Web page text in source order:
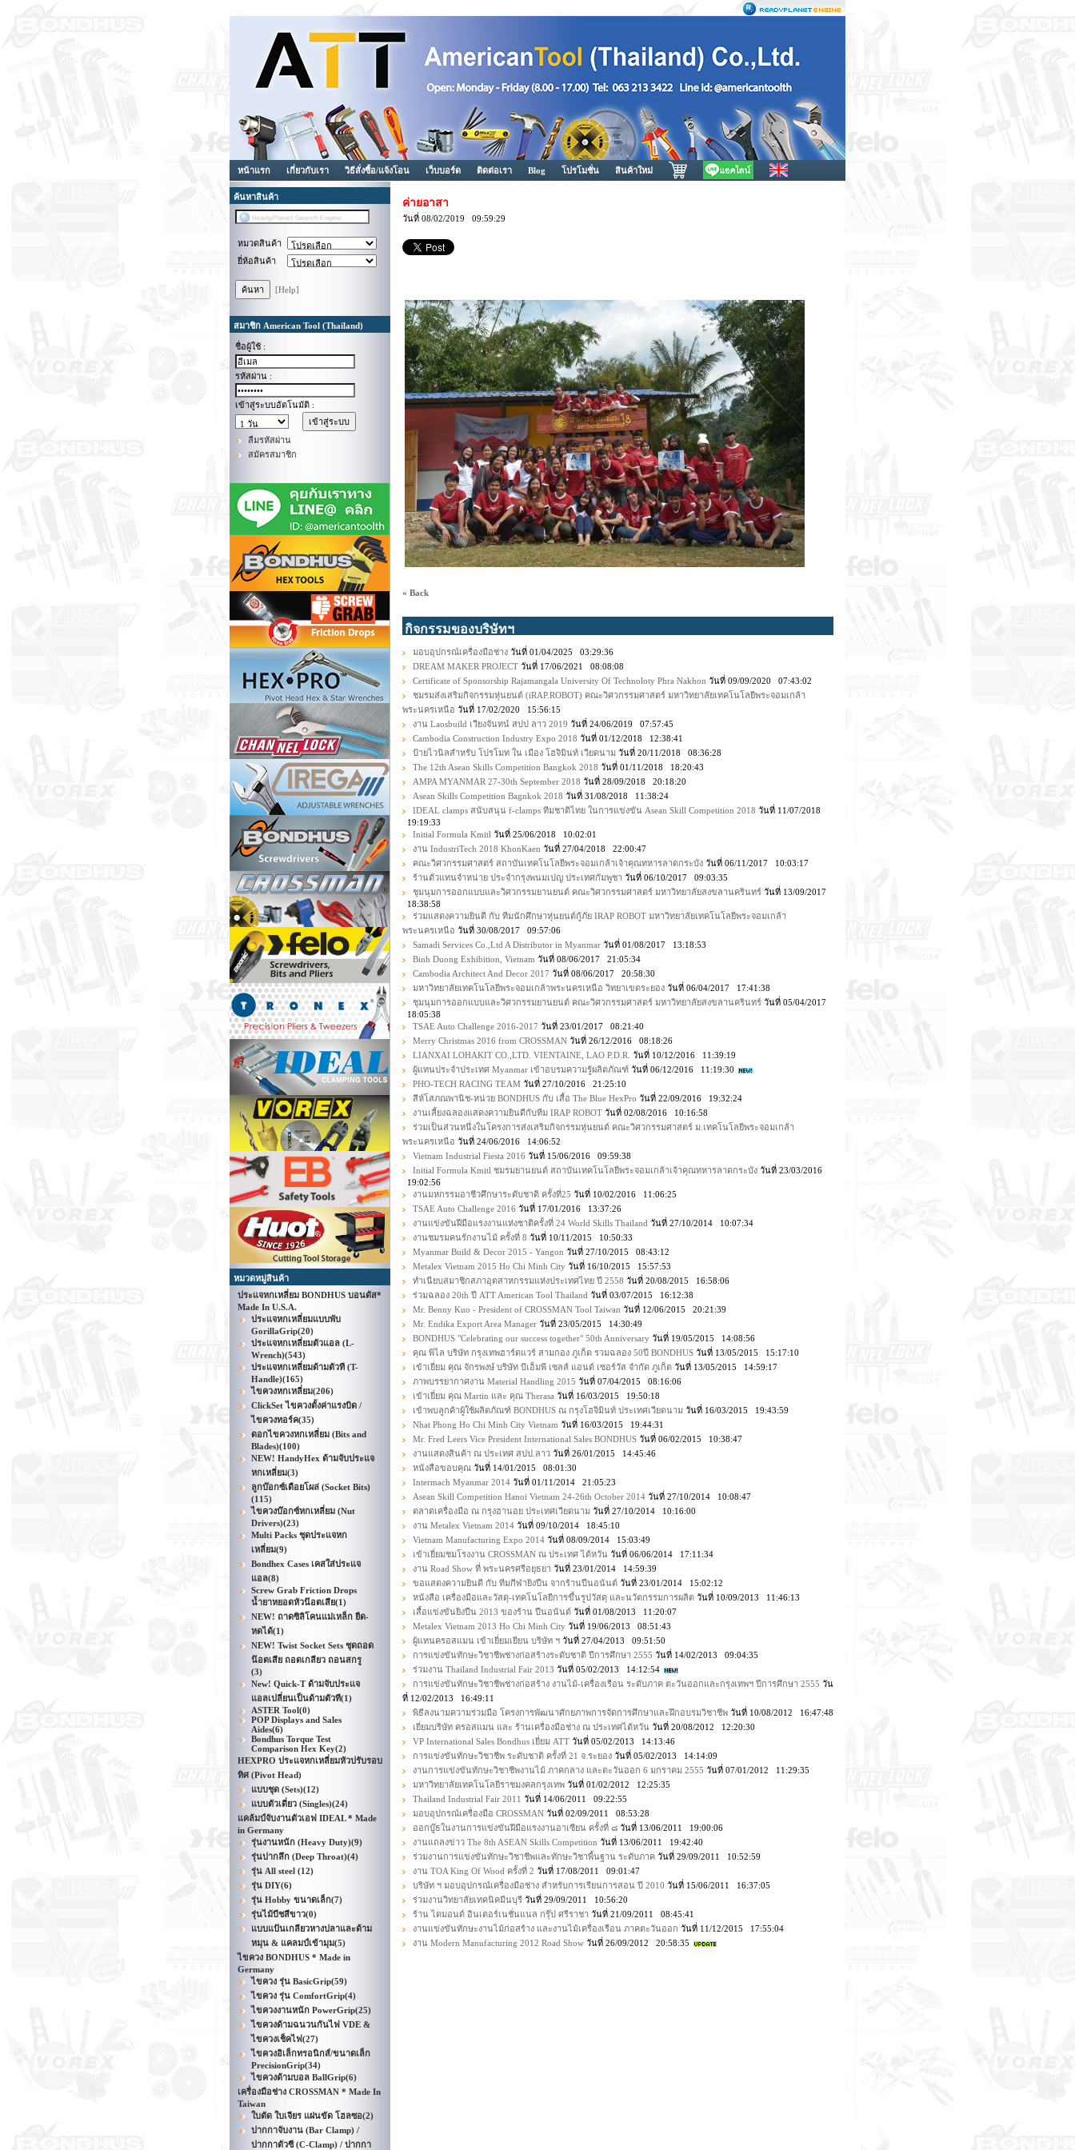
หน้าแรก เกี่ยวกับเรา วิธีสั่งซื้อ/แจ้งโอน เว็บบอร์ด ติดต่อเรา Blog โปรโมชั่น สินค้าใหม่
ค้นหาสินค้า
หมวดสินค้า
ยี่ห้อสินค้า
[Help]
สมาชิก American Tool (Thailand)
ชื่อผู้ใช้ :
รหัสผ่าน :
เข้าสู่ระบบอัตโนมัติ :
ลืมรหัสผ่าน
สมัครสมาชิก
หมวดหมู่สินค้า
ประแจหกเหลี่ยม BONDHUS บอนดัส*
Made In U.S.A.
ประแจหกเหลี่ยมแบบพับ
GorillaGrip(20)
ประแจหกเหลี่ยมตัวแอล (L-
Wrench)(543)
ประแจหกเหลี่ยมด้ามตัวที (T-
Handle)(165)
ไขควงหกเหลี่ยม(206)
ClickSet ไขควงตั้งค่าแรงบิด /
ไขควงทอร์ค(35)
ดอกไขควงหกเหลี่ยม (Bits and
Blades)(100)
NEW! HandyHex ด้ามจับประแจ
หกเหลี่ยม(3)
ลูกบ๊อกซ์เดือยโผล่ (Socket Bits)
(115)
ไขควงบ๊อกซ์หกเหลี่ยม (Nut
Drivers)(23)
Multi Packs ชุดประแจหก
เหลี่ยม(9)
Bondhex Cases เคสใส่ประแจ
แอล(8)
Screw Grab Friction Drops
น้ำยาหยอดหัวน๊อตเสีย(1)
NEW! ถาดซิลิโคนแม่เหล็ก ยืด-
หดได้(1)
NEW! Twist Socket Sets ชุดถอด
น๊อตเสีย ถอดเกลียว ถอนสกรู
(3)
New! Quick-T ด้ามจับประแจ
แอลเปลี่ยนเป็นด้ามตัวที(1)
ASTER Tool(0)
POP Displays and Sales
Aides(6)
Bondhus Torque Test
Comparison Hex Key(2)
HEXPRO ประแจหกเหลี่ยมหัวปรับรอบ
ทิศ (Pivot Head)
แบบชุด (Sets)(12)
แบบตัวเดี่ยว (Singles)(24)
แคล้มป์จับงานตัวเอฟ IDEAL * Made
in Germany
รุ่นงานหนัก (Heavy Duty)(9)
รุ่นปากลึก (Deep Throat)(4)
รุ่น All steel (12)
รุ่น DIY(6)
รุ่น Hobby ขนาดเล็ก(7)
รุ่นไม้บีชสีขาว(0)
แบบแป้นเกลียวหางปลาและด้าม
หมุน & แคลมป์เข้ามุม(5)
ไขควง BONDHUS * Made in
Germany
ไขควง รุ่น BasicGrip(59)
ไขควง รุ่น ComfortGrip(4)
ไขควงงานหนัก PowerGrip(25)
ไขควงด้ามฉนวนกันไฟ VDE &
ไขควงเช็คไฟ(27)
ไขควงอิเล็กทรอนิกส์/ขนาดเล็ก
PrecisionGrip(34)
ไขควงด้ามบอล BallGrip(6)
เครื่องมือช่าง CROSSMAN * Made In
Taiwan
ใบตัด ใบเจียร แผ่นขัด โฮลซอ(2)
ปากกาจับงาน (Bar Clamp) /
ปากกาตัวซี (C-Clamp) / ปากกา
ค่ายอาสา
วันที่ 08/02/2019 09:59:29
« Back
กิจกรรมของบริษัทฯ
มอบอุปกรณ์เครื่องมือช่าง วันที่ 01/04/2025 03:29:36
DREAM MAKER PROJECT วันที่ 17/06/2021 08:08:08
Certificate of Sponsorship Rajamangala University Of Technoloty Phra Nakhon วันที่ 09/09/2020 07:43:02
ชมรมส่งเสริมกิจกรรมหุ่นยนต์ (iRAP.ROBOT) คณะวิศวกรรมศาสตร์ มหาวิทยาลัยเทคโนโลยีพระจอมเกล้า
พระนครเหนือ วันที่ 17/02/2020 15:56:15
งาน Laosbuild เวียงจันทน์ สปป ลาว 2019 วันที่ 24/06/2019 07:57:45
Cambodia Construction Industry Expo 2018 วันที่ 01/12/2018 12:38:41
ป้ายไวนิลสำหรับ โปรโมท ใน เมือง โฮจิมินท์ เวียดนาม วันที่ 20/11/2018 08:36:28
The 12th Asean Skills Competition Bangkok 2018 วันที่ 01/11/2018 18:20:43
AMPA MYANMAR 27-30th September 2018 วันที่ 28/09/2018 20:18:20
Asean Skills Competition Bagnkok 2018 วันที่ 31/08/2018 11:38:24
IDEAL clamps สนับสนุน f-clamps ทีมชาติไทย ในการแข่งขัน Asean Skill Competition 2018 วันที่ 11/07/2018
19:19:33
Initial Formula Kmitl วันที่ 25/06/2018 10:02:01
งาน IndustriTech 2018 KhonKaen วันที่ 27/04/2018 22:00:47
คณะวิศวกรรมศาสตร์ สถาบันเทคโนโลยีพระจอมเกล้าเจ้าคุณทหารลาดกระบัง วันที่ 06/11/2017 10:03:17
ร้านตัวแทนจำหน่าย ประจำกรุงพนมเปญ ประเทศกัมพูชา วันที่ 06/10/2017 09:03:35
ชุมนุมการออกแบบและวิศวกรรมยานยนต์ คณะวิศวกรรมศาสตร์ มหาวิทยาลัยสงขลานครินทร์ วันที่ 13/09/2017
18:38:58
ร่วมแสดงความยินดี กับ ทีมนักศึกษาหุ่นยนต์กู้ภัย IRAP ROBOT มหาวิทยาลัยเทคโนโลยีพระจอมเกล้า
พระนครเหนือ วันที่ 30/08/2017 09:57:06
Samadi Services Co.,Ltd A Distributor in Myanmar วันที่ 01/08/2017 13:18:53
Binh Duong Exhibition, Vietnam วันที่ 08/06/2017 21:05:34
Cambodia Architect And Decor 2017 วันที่ 08/06/2017 20:58:30
มหาวิทยาลัยเทคโนโลยีพระจอมเกล้าพระนครเหนือ วิทยาเขตระยอง วันที่ 06/04/2017 17:41:38
ชุมนุมการออกแบบและวิศวกรรมยานยนต์ คณะวิศวกรรมศาสตร์ มหาวิทยาลัยสงขลานครินทร์ วันที่ 05/04/2017
18:05:38
TSAE Auto Challenge 2016-2017 วันที่ 23/01/2017 08:21:40
Merry Christmas 2016 from CROSSMAN วันที่ 26/12/2016 08:18:26
LIANXAI LOHAKIT CO.,LTD. VIENTAINE, LAO P.D.R. วันที่ 10/12/2016 11:39:19
ผู้แทนประจำประเทศ Myanmar เข้าอบรมความรู้ผลิตภัณฑ์ วันที่ 06/12/2016 11:19:30
PHO-TECH RACING TEAM วันที่ 27/10/2016 21:25:10
สีห์โสภณพานิช-หน่วย BONDHUS กับ เสื้อ The Blue HexPro วันที่ 22/09/2016 19:32:24
งานเลี้ยงฉลองแสดงความยินดีกับทีม IRAP ROBOT วันที่ 02/08/2016 10:16:58
ร่วมเป็นส่วนหนึ่งในโครงการส่งเสริมกิจกรรมหุ่นยนต์ คณะวิศวกรรมศาสตร์ ม.เทคโนโลยีพระจอมเกล้า
พระนครเหนือ วันที่ 24/06/2016 14:06:52
Vietnam Industrial Fiesta 2016 วันที่ 15/06/2016 09:59:38
Initial Formula Kmitl ชมรมยานยนต์ สถาบันเทคโนโลยีพระจอมเกล้าเจ้าคุณทหารลาดกระบัง วันที่ 23/03/2016
19:02:56
งานมหกรรมอาชีวศึกษาระดับชาติ ครั้งที่25 วันที่ 10/02/2016 11:06:25
TSAE Auto Challenge 2016 วันที่ 17/01/2016 13:37:26
งานแข่งขันฝีมือแรงงานแห่งชาติครั้งที่ 24 World Skills Thailand วันที่ 27/10/2014 10:07:34
งานชมรมคนรักงานไม้ ครั้งที่ 8 วันที่ 10/11/2015 10:50:33
Myanmar Build & Decor 2015 - Yangon วันที่ 27/10/2015 08:43:12
Metalex Vietnam 2015 Ho Chi Minh City วันที่ 16/10/2015 15:57:53
ทำเนียบสมาชิกสภาอุตสาหกรรมแห่งประเทศไทย ปี 2558 วันที่ 20/08/2015 16:58:06
ร่วมฉลอง 20th ปี ATT American Tool Thailand วันที่ 03/07/2015 16:12:38
Mr. Benny Kuo - President of CROSSMAN Tool Taiwan วันที่ 12/06/2015 20:21:39
Mr. Endika Export Area Manager วันที่ 23/05/2015 14:30:49
BONDHUS "Celebrating our success together" 50th Anniversary วันที่ 19/05/2015 14:08:56
คุณ พิไล บริษัท กรุงเทพฮาร์ดแวร์ สามกอง ภูเก็ต รวมฉลอง 50ปี BONDHUS วันที่ 13/05/2015 15:17:10
เข้าเยี่ยม คุณ จักรพงษ์ บริษัท บีเอ็มพี เซลส์ แอนด์ เซอร์วัส จำกัด ภูเก็ต วันที่ 13/05/2015 14:59:17
ภาพบรรยากาศงาน Material Handling 2015 วันที่ 07/04/2015 08:16:06
เข้าเยี่ยม คุณ Martin และ คุณ Therasa วันที่ 16/03/2015 19:50:18
เข้าพบลูกค้าผู้ใช้ผลิตภัณฑ์ BONDHUS ณ กรุงโฮจิมินท์ ประเทศเวียดนาม วันที่ 16/03/2015 19:43:59
Nhat Phong Ho Chi Minh City Vietnam วันที่ 16/03/2015 19:44:31
Mr. Fred Leers Vice President International Sales BONDHUS วันที่ 06/02/2015 10:38:47
งานแสดงสินค้า ณ ประเทศ สปป.ลาว วันที่ 26/01/2015 14:45:46
หนังสือขอบคุณ วันที่ 14/01/2015 08:01:30
Intermach Myanmar 2014 วันที่ 01/11/2014 21:05:23
Asean Skill Competition Hanoi Vietnam 24-26th October 2014 วันที่ 27/10/2014 10:08:47
ตลาดเครื่องมือ ณ กรุงฮานอย ประเทศเวียดนาม วันที่ 27/10/2014 10:16:00
งาน Metalex Vietnam 2014 วันที่ 09/10/2014 18:45:10
Vietnam Manufacturing Expo 2014 วันที่ 08/09/2014 15:03:49
เข้าเยี่ยมชมโรงงาน CROSSMAN ณ ประเทศ ไต้หวัน วันที่ 06/06/2014 17:11:34
งาน Road Show ที่ พระนครศรีอยุธยา วันที่ 23/01/2014 14:59:39
ขอแสดงความยินดี กับ ทีมกีฬายิงปืน จากร้านปืนอนันต์ วันที่ 23/01/2014 15:02:12
หนังสือ เครื่องมือและวัสดุ-เทคโนโลยีการขึ้นรูปวัสดุ และนวัตกรรมการผลิต วันที่ 10/09/2013 11:46:13
เสื้อแข่งขันยิงปืน 2013 ของร้าน ปืนอนันต์ วันที่ 01/08/2013 11:20:07
Metalex Vietnam 2013 Ho Chi Minh City วันที่ 19/06/2013 08:51:43
ผู้แทนครอสแมน เข้าเยี่ยมเยียน บริษัท ฯ วันที่ 27/04/2013 09:51:50
การแข่งขันทักษะวิชาชีพช่างก่อสร้างระดับชาติ ปีการศึกษา 2555 วันที่ 14/02/2013 09:04:35
ร่วมงาน Thailand Industrial Fair 2013 วันที่ 05/02/2013 14:12:54
การแข่งขันทักษะวิชาชีพช่างก่อสร้าง งานไม้-เครื่องเรือน ระดับภาค ตะวันออกและกรุงเทพฯ ปีการศึกษา 2555 วัน
ที่ 12/02/2013 16:49:11
พิธีลงนามความร่วมมือ โครงการพัฒนาศักยภาพการจัดการศึกษาและฝึกอบรมวิชาชีพ วันที่ 10/08/2012 16:47:48
เยี่ยมบริษัท ครอสแมน และ ร้านเครื่องมือช่าง ณ ประเทศไต้หวัน วันที่ 20/08/2012 12:20:30
VP International Sales Bondhus เยี่ยม ATT วันที่ 05/02/2013 14:13:46
การแข่งขันทักษะวิชาชีพ ระดับชาติ ครั้งที่ 21 จ.ระยอง วันที่ 05/02/2013 14:14:09
งานการแข่งขันทักษะวิชาชีพงานไม้ ภาคกลาง และตะวันออก 6 มกราคม 2555 วันที่ 07/01/2012 11:29:35
มหาวิทยาลัยเทคโนโลยีราชมงคลกรุงเทพ วันที่ 01/02/2012 12:25:35
Thailand Industrial Fair 2011 วันที่ 14/06/2011 09:22:55
มอบอุปกรณ์เครื่องมือ CROSSMAN วันที่ 02/09/2011 08:53:28
ออกบู๊ธในงานการแข่งขันฝีมือแรงงานอาเซียน ครั้งที่ ๘ วันที่ 13/06/2011 19:00:06
งานแถลงข่าว The 8th ASEAN Skills Competition วันที่ 13/06/2011 19:42:40
ร่วมงานการแข่งขันทักษะวิชาชีพและทักษะวิชาพื้นฐาน ระดับภาค วันที่ 29/09/2011 10:52:59
งาน TOA King Of Wood ครั้งที่ 2 วันที่ 17/08/2011 09:01:47
บริษัท ฯ มอบอุปกรณ์เครื่องมือช่าง สำหรับการเรียนการสอน ปี 2010 วันที่ 15/06/2011 16:37:05
ร่วมงานวิทยาลัยเทคนิคมีนบุรี วันที่ 29/09/2011 10:56:20
ร้าน ไดมอนด์ อินเตอร์เนชั่นแนล กรุ๊ป ศรีราชา วันที่ 21/09/2011 08:45:41
งานแข่งขันทักษะงานไม้ก่อสร้าง และงานไม้เครื่องเรือน ภาคตะวันออก วันที่ 11/12/2015 17:55:04
งาน Modern Manufacturing 2012 Road Show วันที่ 26/09/2012 20:58:35